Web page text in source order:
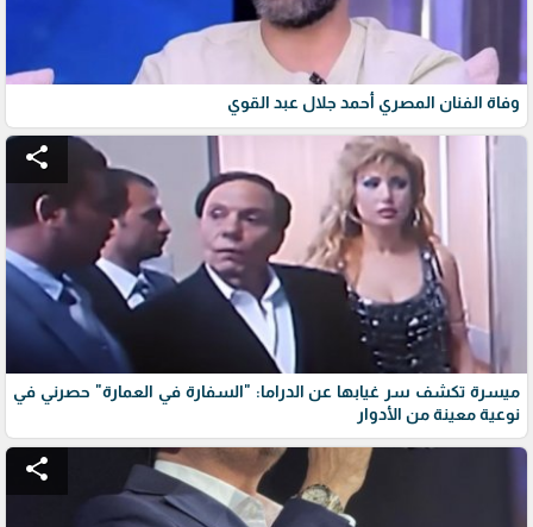
وفاة الفنان المصري أحمد جلال عبد القوي
share
ميسرة تكشف سر غيابها عن الدراما: "السفارة في العمارة" حصرني في
نوعية معينة من الأدوار
share